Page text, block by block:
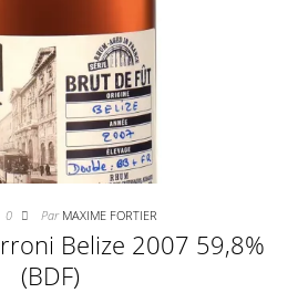
0 Par MAXIME FORTIER
Belize 2007 59,8%
(BDF)